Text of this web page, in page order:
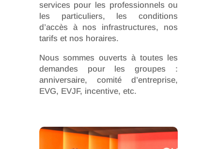
services pour les professionnels ou
les particuliers, les conditions
d’accès à nos infrastructures, nos
tarifs et nos horaires.
Nous sommes ouverts à toutes les
demandes pour les groupes :
anniversaire, comité d’entreprise,
EVG, EVJF, incentive, etc.